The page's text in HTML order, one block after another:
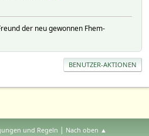
der neu gewonnen Fhem-
BENUTZER-AKTIONEN
und Regeln | Nach oben ▲